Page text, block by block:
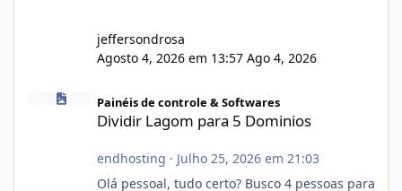
jeffersondrosa
Agosto 4, 2026 em 13:57 Ago 4, 2026
Dividir Lagom para 5 Dominios
Painéis de controle & Softwares
Dividir Lagom para 5 Dominios
endhosting · Julho 25, 2026 em 21:03
Olá pessoal, tudo certo? Busco 4 pessoas para